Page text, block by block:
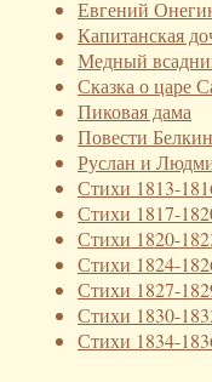
Евгений
Капитанская
Медный
Сказка о царе
Пиковая дама
Повести
Руслан и
Стихи 1813-
Стихи 1817-
Стихи 1820-
Стихи 1824-
Стихи 1827-
Стихи 1830-
Стихи 1834-